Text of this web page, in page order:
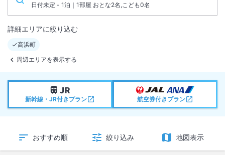
日付未定 - 1泊｜1部屋 おとな2名,こども0名
詳細エリアに絞り込む
高浜町
周辺エリアを表示する
新幹線・JR付きプラン 航空券付きプラン
おすすめ順 絞り込み 地図表示